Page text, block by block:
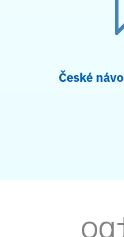
České